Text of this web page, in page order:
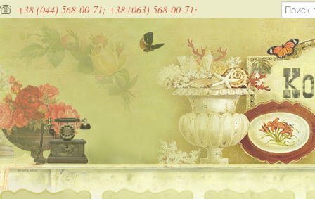
+38 (044) 568-00-71; +38 (063) 568-00-71;